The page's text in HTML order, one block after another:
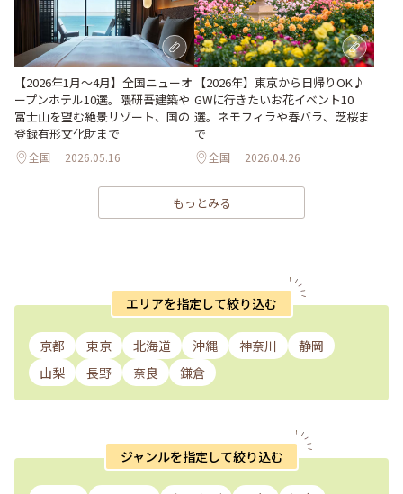
【2026年1月～4月】全国ニューオ
ープンホテル10選。隈研吾建築や
富士山を望む絶景リゾート、国の
登録有形文化財まで
全国 2026.05.16
【2026年】東京から日帰りOK♪
GWに行きたいお花イベント10
選。ネモフィラや春バラ、芝桜ま
で
全国 2026.04.26
もっとみる
エリアを指定して絞り込む
京都 東京 北海道 沖縄 神奈川
静岡
山梨
長野 奈良 鎌倉
ジャンルを指定して絞り込む